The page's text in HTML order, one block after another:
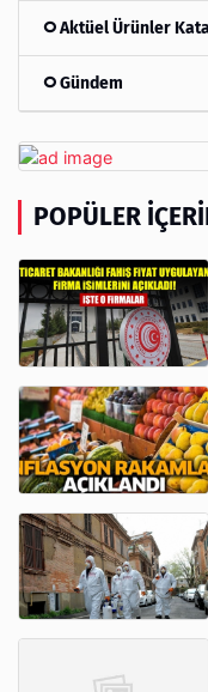
Aktüel Ürünler
Gündem
POPÜLER